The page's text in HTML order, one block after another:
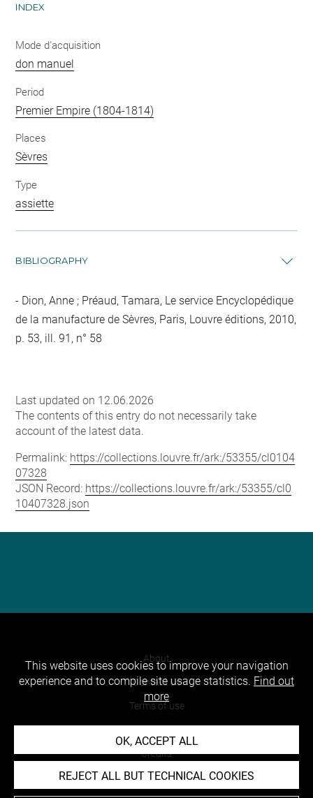
INDEX
Mode d'acquisition
don manuel
Period
Premier Empire (1804-1814)
Places
Sèvres
Type
assiette
BIBLIOGRAPHY
Dion, Anne ; Préaud, Tamara, Le service Encyclopédique
de la manufacture de Sèvres, Paris, Louvre éditions, 2010,
p. 53, ill. 91, n° 58
Last updated on 12.06.2026
The contents of this entry do not necessarily take
account of the latest data.
Permalink: https://collections.louvre.fr/ark:/53355/cl0104
07328
JSON Record: https://collections.louvre.fr/ark:/53355/cl0
10407328.json
About
Contact Us
Terms of use
Cookies
Credits
Accessibility : non compliant
This website uses cookies to improve your navigation
experience and to compile site usage statistics. Find out
more
OK, ACCEPT ALL
REJECT ALL BUT TECHNICAL COOKIES